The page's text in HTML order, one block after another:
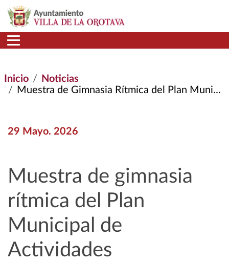
Pasar al contenido principal
Inicio
Noticias
Muestra de Gimnasia Rítmica del Plan Municipal de Actividades Extraescolares del Curso 2025/2026
29 Mayo. 2026
Muestra de gimnasia
rítmica del Plan
Municipal de
Actividades